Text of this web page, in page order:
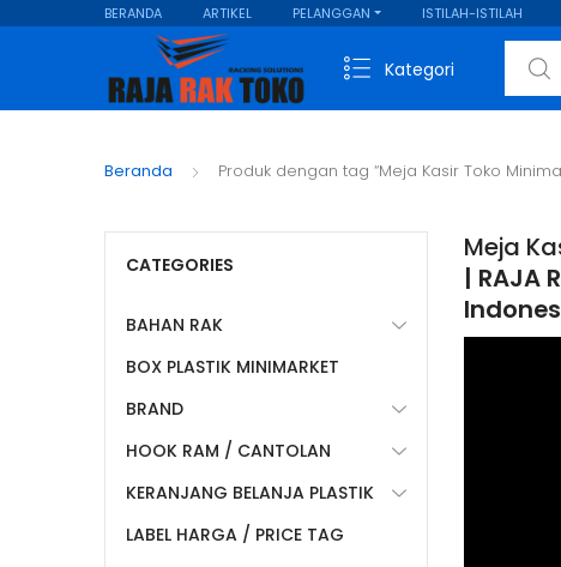
BERANDA ARTIKEL PELANGGAN ISTILAH-ISTILAH
Kategori
Beranda Produk dengan tag “Meja Kasir Toko
Meja
| RAJA
CATEGORIES
BAHAN RAK
BOX PLASTIK MINIMARKET
BRAND
HOOK RAM / CANTOLAN
KERANJANG BELANJA PLASTIK
LABEL HARGA / PRICE TAG